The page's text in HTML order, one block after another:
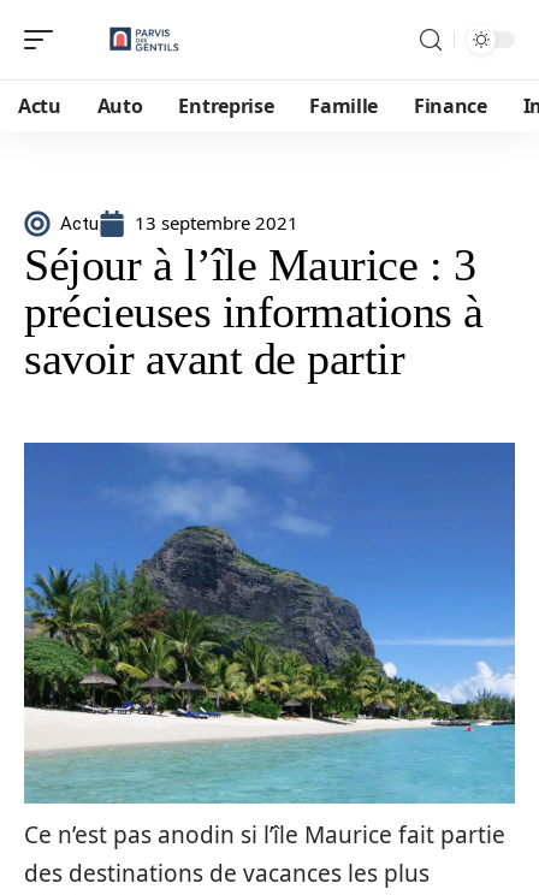
Actu Auto Entreprise Famille Finance
Actu 13 septembre 2021
Séjour à l’île Maurice : 3
précieuses informations à
savoir avant de partir
Ce n’est pas anodin si l’île Maurice fait partie
des destinations de vacances les plus